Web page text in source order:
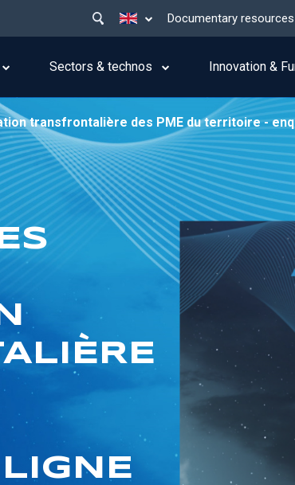
List additional actions
menu
top
Documentary resources
Sectors & technos Innovation &
transfrontalière des PME du territoire -